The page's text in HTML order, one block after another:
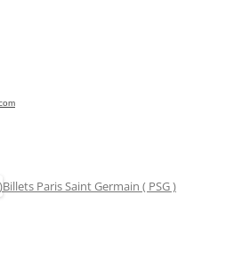
Billets Paris Saint Germain ( PSG )